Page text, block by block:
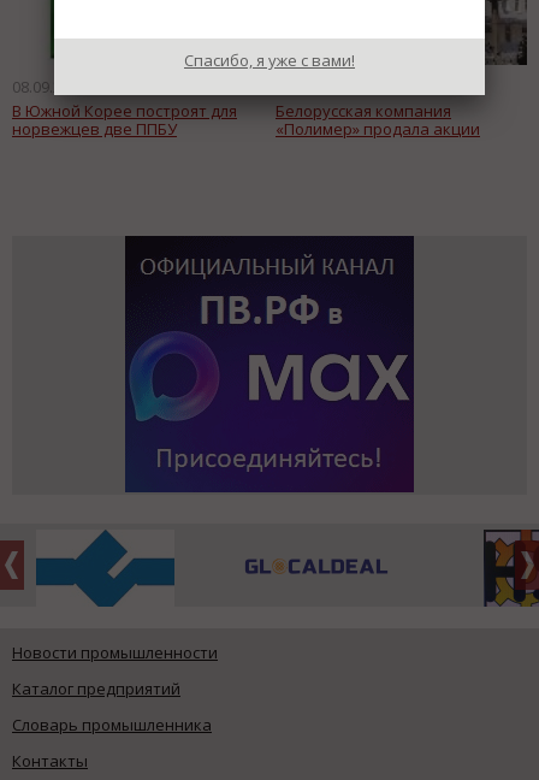
08.09.2011
В Южной Корее построят для
норвежцев две ППБУ
Белорусская компания
«Полимер» продала акции
Новости промышленности
Каталог предприятий
Словарь промышленника
Контакты
Спасибо, я уже с вами!